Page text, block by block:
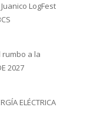
LogFest
rumbo a la
2027
ELÉCTRICA